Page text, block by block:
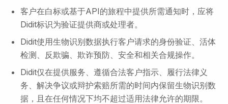
客户在白标或基于API的旅程中提供所需通知时，应将
Didit标识为验证提供商或处理者。
Didit使用生物识别数据执行客户请求的身份验证、活体
检测、反欺骗、欺诈预防、安全和相关合规操作。
Didit仅在提供服务、遵循合法客户指示、履行法律义
务、解决争议或辩护索赔所需的时间内保留生物识别数
据，且在任何情况下均不超过适用法律允许的期限。